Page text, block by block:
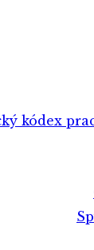
kódex